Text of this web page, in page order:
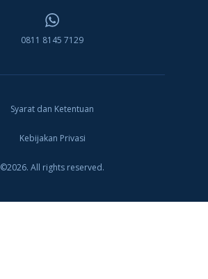
0811 8145 7129
©2026. All rights reserved.
Syarat dan Ketentuan
Kebijakan Privasi